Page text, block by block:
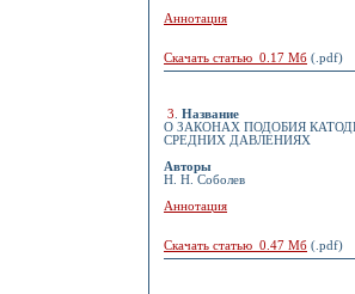
Аннотация
Скачать статью 0.17 Мб (.pdf)
3
Название
О ЗАКОНАХ ПОДОБИЯ
СРЕДНИХ ДАВЛЕНИЯХ
Авторы
Н. Н. Соболев
Аннотация
Скачать статью 0.47 Мб (.pdf)